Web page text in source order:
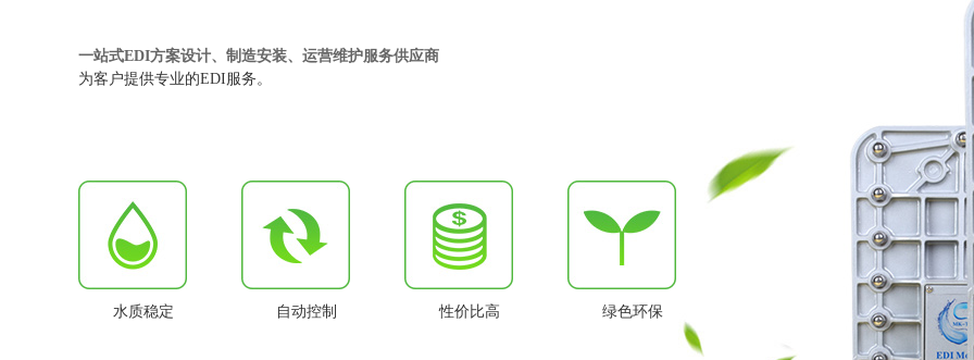
一站式EDI方案设计、制造安装、运营维护服务供应商
为客户提供专业的EDI服务。
水质稳定 自动控制 性价比高 绿色环保